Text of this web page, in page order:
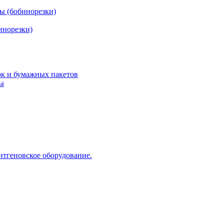
(бобинорезки)
и бумажных пакетов
оборудование.